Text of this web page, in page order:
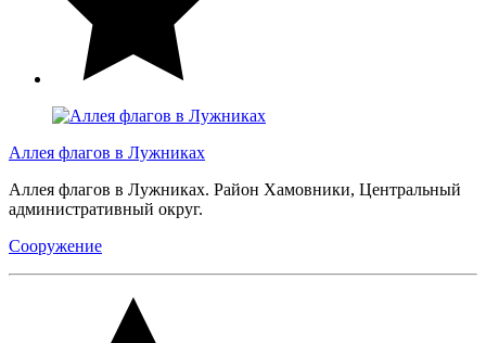
Аллея флагов в Лужниках
Аллея флагов в Лужниках. Район Хамовники, Центральный
административный округ.
Сооружение